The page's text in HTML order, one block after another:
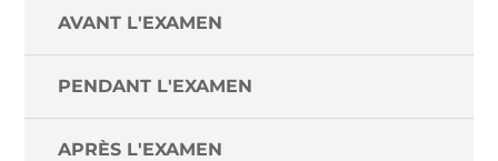
AVANT L'EXAMEN
PENDANT L'EXAMEN
APRÈS L'EXAMEN